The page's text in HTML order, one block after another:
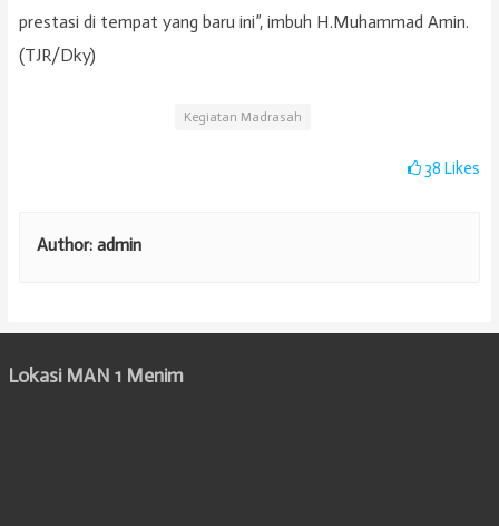
prestasi di tempat yang baru ini”, imbuh H.Muhammad Amin.
(TJR/Dky)
Kegiatan Madrasah
38Likes
Author: admin
Lokasi MAN 1 Menim